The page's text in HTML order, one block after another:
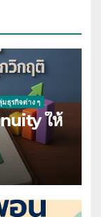
ธุรกิจต่าง ๆ
ให้